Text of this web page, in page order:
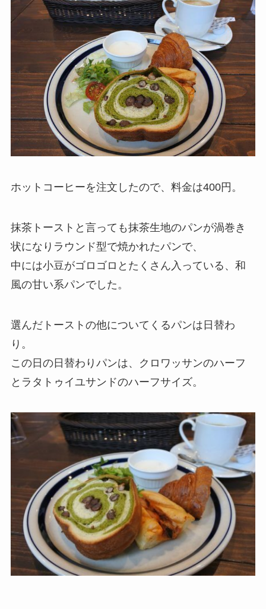
ホットコーヒーを注文したので、料金は400円。
抹茶トーストと言っても抹茶生地のパンが渦巻き
状になりラウンド型で焼かれたパンで、
中には小豆がゴロゴロとたくさん入っている、和
風の甘い系パンでした。
選んだトーストの他についてくるパンは日替わ
り。
この日の日替わりパンは、クロワッサンのハーフ
とラタトゥイユサンドのハーフサイズ。